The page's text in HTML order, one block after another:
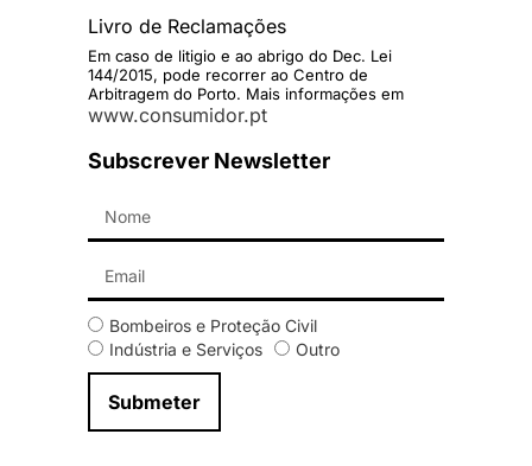
Livro de Reclamações
Em caso de litigio e ao abrigo do Dec. Lei
144/2015, pode recorrer ao Centro de
Arbitragem do Porto. Mais informações em
www.consumidor.pt
Subscrever Newsletter
Bombeiros e Proteção Civil
Indústria e Serviços
Outro
Submeter